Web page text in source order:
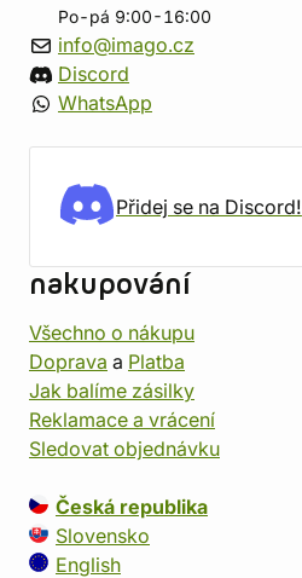
Po-pá 9:00-16:00
info@imago.cz
Discord
WhatsApp
Přidej se na Discord!
nakupování
Všechno o nákupu
Doprava a Platba
Jak balíme zásilky
Reklamace a vrácení
Sledovat objednávku
Česká republika
Slovensko
English